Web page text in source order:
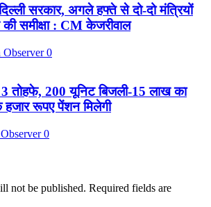
सरकार, अगले हफ्ते से दो-दो मंत्रियों
की समीक्षा : CM केजरीवाल
Observer0
तोहफे, 200 यूनिट बिजली-15 लाख का
हजार रूपए पेंशन मिलेगी
0
not be published. Required fields are